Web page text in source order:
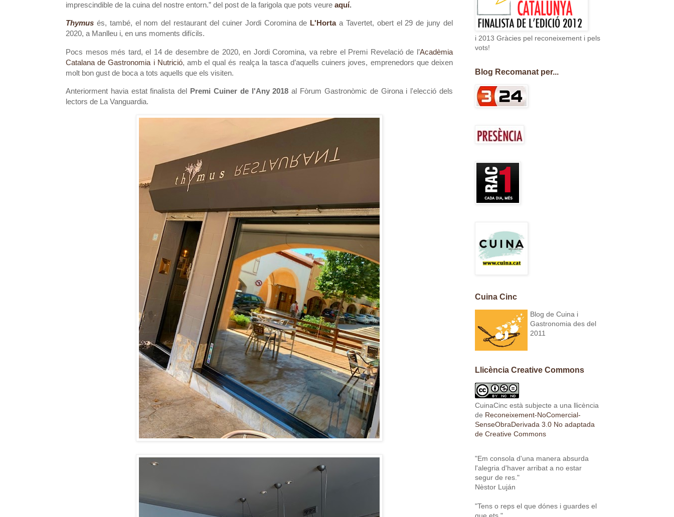
imprescindible de la cuina del nostre entorn.” del post de la farigola que pots veure aquí.
Thymus és, també, el nom del restaurant del cuiner Jordi Coromina de L'Hortaa Tavertet, obert el 29 de juny del
2020, a Manlleu i, en uns moments difícils.
Pocs mesos més tard, el 14 de desembre de 2020, en Jordi Coromina, va rebre el Premi Revelació de l’Acadèmia
Catalana de Gastronomia i Nutrició, amb el qual és realça la tasca d’aquells cuiners joves, emprenedors que deixen
molt bon gust de boca a tots aquells que els visiten.
Anteriorment havia estat finalista del Premi Cuiner de l'Any 2018 al Fòrum Gastronòmic de Girona i l'elecció dels
lectors de La Vanguardia.
i 2013 Gràcies pel reconeixement i pels
vots!
Blog Recomanat per...
Cuina Cinc
Blog de Cuina i
Gastronomia des del
2011
Llicència Creative Commons
CuinaCinc està subjecte a una llicència
de Reconeixement-NoComercial-
SenseObraDerivada 3.0 No adaptada
de Creative Commons
"Em consola d'una manera absurda
l'alegria d'haver arribat a no estar
segur de res."
Nèstor Luján
"Tens o reps el que dónes i guardes el
que ets."